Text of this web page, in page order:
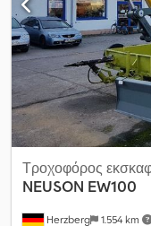
Herzberg 1.554 km
Τροχοφόρος
NEUSON EW100